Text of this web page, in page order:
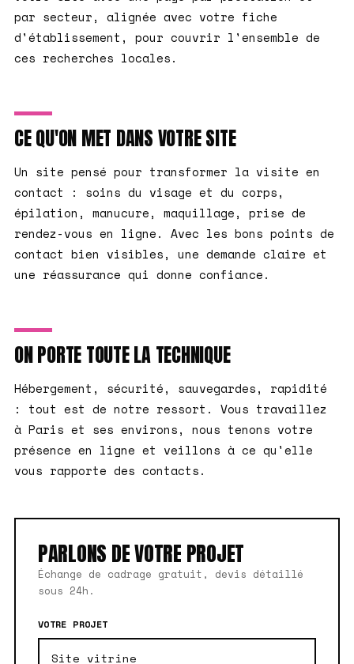
par secteur, alignée avec votre fiche
d'établissement, pour couvrir l'ensemble de
ces recherches locales.
CE QU'ON MET DANS VOTRE SITE
Un site pensé pour transformer la visite en
contact : soins du visage et du corps,
épilation, manucure, maquillage, prise de
rendez-vous en ligne. Avec les bons points de
contact bien visibles, une demande claire et
une réassurance qui donne confiance.
ON PORTE TOUTE LA TECHNIQUE
Hébergement, sécurité, sauvegardes, rapidité
: tout est de notre ressort. Vous travaillez
à Paris et ses environs, nous tenons votre
présence en ligne et veillons à ce qu'elle
vous rapporte des contacts.
PARLONS DE VOTRE PROJET
Échange de cadrage gratuit, devis détaillé
sous 24h.
VOTRE PROJET